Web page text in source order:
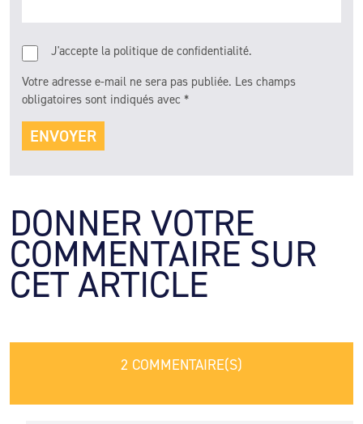
Votre adresse e-mail ne sera pas publiée. Les champs
obligatoires sont indiqués avec *
J'accepte la politique de confidentialité.
DONNER VOTRE
COMMENTAIRE SUR
CET ARTICLE
2 COMMENTAIRE(S)